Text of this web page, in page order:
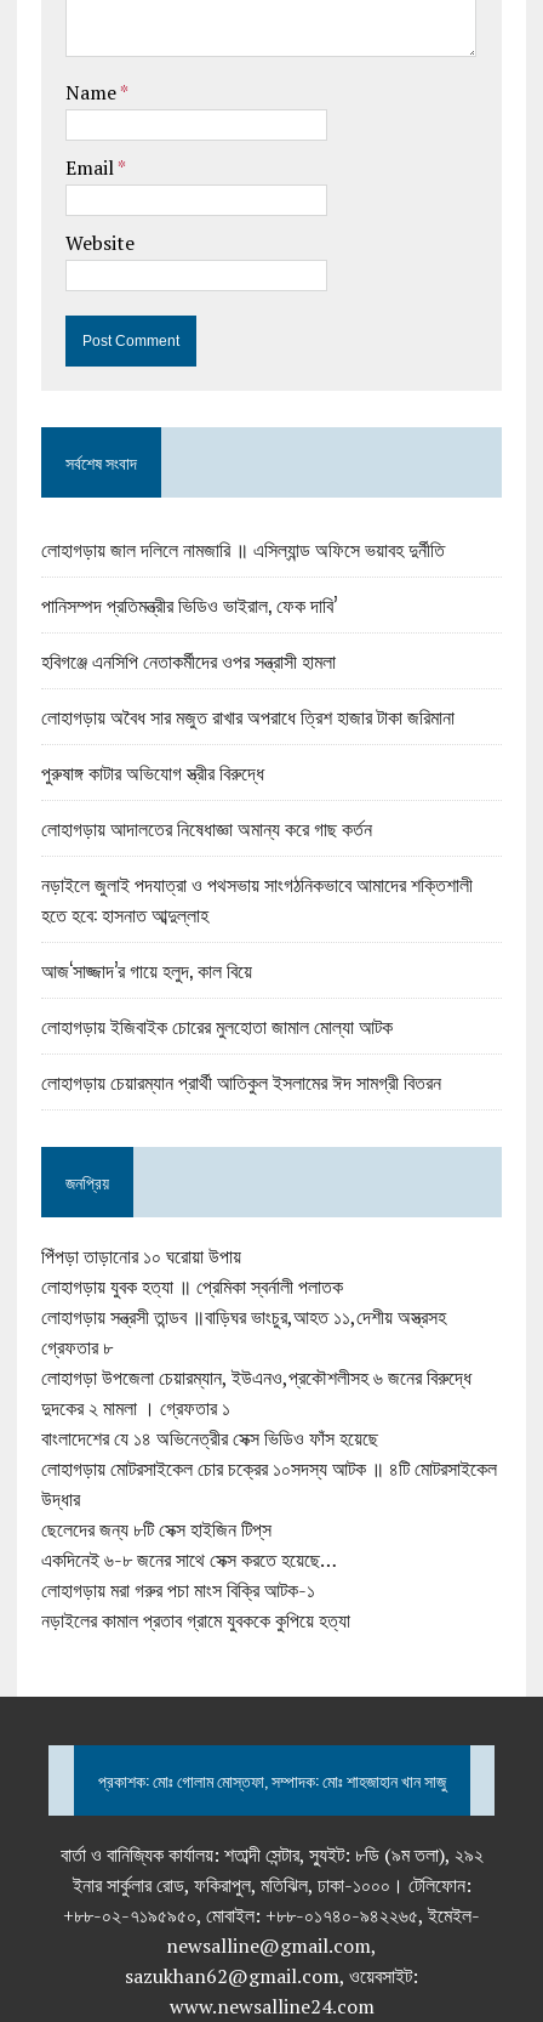
Name*
Email*
Website
সর্বশেষ সংবাদ
লোহাগড়ায় জাল দলিলে নামজারি ॥ এসিল্যান্ড অফিসে ভয়াবহ দুর্নীতি
পানিসম্পদ প্রতিমন্ত্রীর ভিডিও ভাইরাল, ফেক দাবি’
হবিগঞ্জে এনসিপি নেতাকর্মীদের ওপর সন্ত্রাসী হামলা
লোহাগড়ায় অবৈধ সার মজুত রাখার অপরাধে ত্রিশ হাজার টাকা জরিমানা
পুরুষাঙ্গ কাটার অভিযোগ স্ত্রীর বিরুদ্ধে
লোহাগড়ায় আদালতের নিষেধাজ্ঞা অমান্য করে গাছ কর্তন
নড়াইলে জুলাই পদযাত্রা ও পথসভায় সাংগঠনিকভাবে আমাদের শক্তিশালী
হতে হবে: হাসনাত আব্দুল্লাহ
আজ‘সাজ্জাদ’র গায়ে হলুদ, কাল বিয়ে
লোহাগড়ায় ইজিবাইক চোরের মুলহোতা জামাল মোল্যা আটক
লোহাগড়ায় চেয়ারম্যান প্রার্থী আতিকুল ইসলামের ঈদ সামগ্রী বিতরন
জনপ্রিয়
পিঁপড়া তাড়ানোর ১০ ঘরোয়া উপায়
লোহাগড়ায় যুবক হত্যা ॥ প্রেমিকা স্বর্নালী পলাতক
লোহাগড়ায় সন্ত্রসী তান্ডব ॥বাড়িঘর ভাংচুর,আহত ১১,দেশীয় অস্ত্রসহ
গ্রেফতার ৮
লোহাগড়া উপজেলা চেয়ারম্যান, ইউএনও,প্রকৌশলীসহ ৬ জনের বিরুদ্ধে
দুদকের ২ মামলা । গ্রেফতার ১
বাংলাদেশের যে ১৪ অভিনেত্রীর সেক্স ভিডিও ফাঁস হয়েছে
লোহাগড়ায় মোটরসাইকেল চোর চক্রের ১০সদস্য আটক ॥ ৪টি মোটরসাইকেল
উদ্ধার
ছেলেদের জন্য ৮টি সেক্স হাইজিন টিপ্‌স
একদিনেই ৬-৮ জনের সাথে সেক্স করতে হয়েছে…
লোহাগড়ায় মরা গরুর পচা মাংস বিক্রি আটক-১
নড়াইলের কামাল প্রতাব গ্রামে যুবককে কুপিয়ে হত্যা
প্রকাশক: মোঃ গোলাম মোস্তফা, সম্পাদক: মোঃ শাহজাহান খান সাজু
বার্তা ও বানিজ্যিক কার্যালয়: শতাব্দী সেন্টার, স্যুইট: ৮ডি (৯ম তলা), ২৯২
ইনার সার্কুলার রোড, ফকিরাপুল, মতিঝিল, ঢাকা-১০০০। টেলিফোন:
+৮৮-০২-৭১৯৫৯৫০, মোবাইল: +৮৮-০১৭৪০-৯৪২২৬৫, ইমেইল-
newsalline@gmail.com,
sazukhan62@gmail.com, ওয়েবসাইট:
www.newsalline24.com